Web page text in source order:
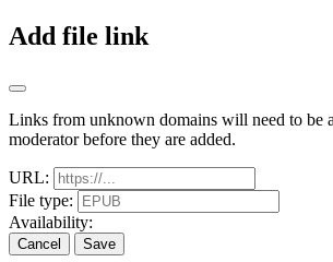
Add file link
Links from unknown domains will need to be
moderator before they are added.
URL:
File type:
Availability:
Cancel Save